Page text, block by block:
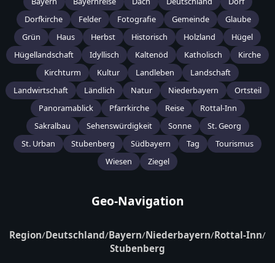
Dorfkirche
Felder Fotografie Gemeinde
Glaube
Grün
Haus Herbst Historisch Holzland
Hügel
Hügellandschaft
Idyllisch Kaltenöd Katholisch
Kirche
Kirchturm
Kultur Landleben
Landschaft
Landwirtschaft
Ländlich Natur Niederbayern
Ortsteil
Panoramablick
Pfarrkirche Reise
Rottal-Inn
Sakralbau
Sehenswürdigkeit Sonne
St. Georg
St. Urban
Stubenberg Südbayern Tag
Tourismus
Wiesen
Ziegel
Geo-Navigation
Region/Deutschland/Bayern/Niederbayern/Rottal-Inn/
Stubenberg